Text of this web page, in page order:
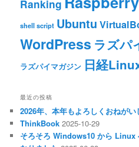
Ranking
shell script Ubuntu
WordPress ラズパ
ラズパイマガジン 日経
最近の投稿
2026年、本年もよろしくおねがい
ThinkBook 2025-10-29
そろそろ Windows10 から Linux